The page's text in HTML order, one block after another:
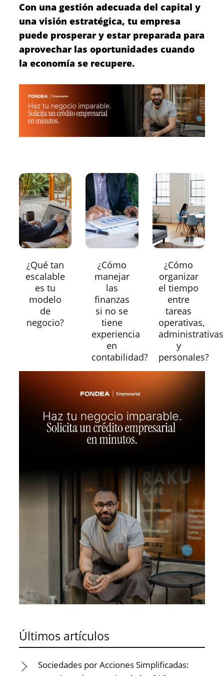
Con una gestión adecuada del capital y
una visión estratégica, tu empresa
puede prosperar y estar preparada para
aprovechar las oportunidades cuando
la economía se recupere.
¿Qué tan
escalable
es tu
modelo
de
negocio?
¿Cómo
manejar
las
finanzas
si no se
tiene
experiencia
en
contabilidad?
¿Cómo
organizar
el tiempo
entre
tareas
operativas,
administrativas
y
personales?
Últimos artículos
Sociedades por Acciones Simplificadas: